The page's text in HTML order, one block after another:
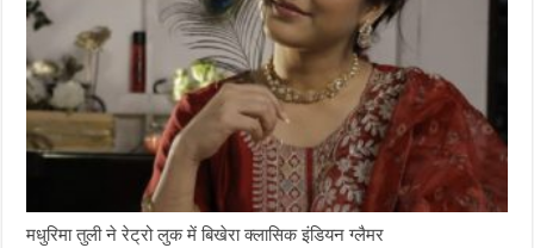
मधुरिमा तुली ने रेट्रो लुक में बिखेरा क्लासिक इंडियन ग्लैमर